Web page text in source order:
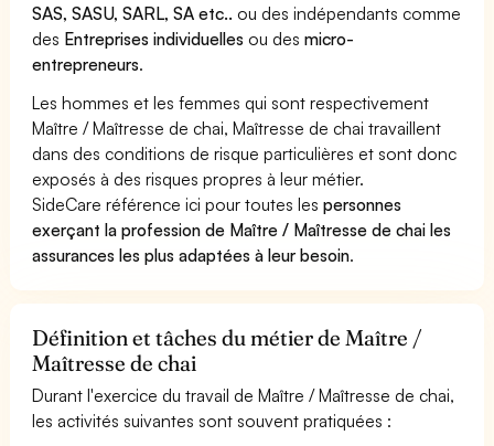
SAS, SASU, SARL, SA etc.. ou des indépendants comme
des Entreprises individuelles ou desmicro-
entrepreneurs.
Les hommes et les femmes qui sont respectivement
Maître / Maîtresse de chai, Maîtresse de chai travaillent
dans des conditions de risque particulières et sont donc
exposés à des risques propres à leur métier.
SideCare référence ici pour toutes lespersonnes
exerçant la profession de Maître / Maîtresse de chai les
assurances les plus adaptées à leur besoin.
Définition et tâches du métier de Maître /
Maîtresse de chai
Durant l'exercice du travail de Maître / Maîtresse de chai,
les activités suivantes sont souvent pratiquées :